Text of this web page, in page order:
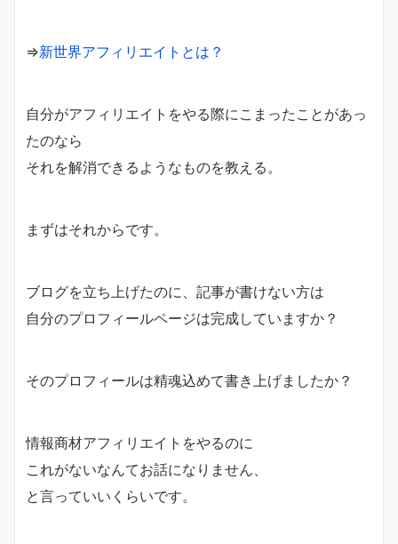
⇒新世界アフィリエイトとは？
自分がアフィリエイトをやる際にこまったことがあっ
たのなら
それを解消できるようなものを教える。
まずはそれからです。
ブログを立ち上げたのに、記事が書けない方は
自分のプロフィールページは完成していますか？
そのプロフィールは精魂込めて書き上げましたか？
情報商材アフィリエイトをやるのに
これがないなんてお話になりません、
と言っていいくらいです。